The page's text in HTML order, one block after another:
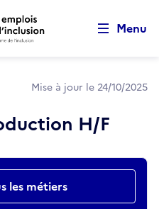
contenu principal
Menu
Mise à jour le 24/10/2025
H/F
les métiers